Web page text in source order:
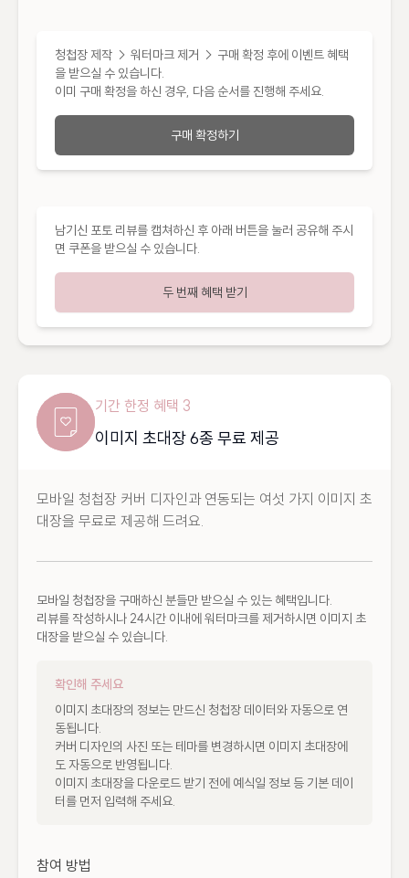
청첩장 제작 → 워터마크 제거 → 구매 확정 후에 이벤트 혜택
을 받으실 수 있습니다.
이미 구매 확정을 하신 경우, 다음 순서를 진행해 주세요.
구매 확정하기
남기신 포토 리뷰를 캡쳐하신 후 아래 버튼을 눌러 공유해 주시
면 쿠폰을 받으실 수 있습니다.
두 번째 혜택 받기
기간 한정 혜택 3
이미지 초대장 6종 무료 제공
모바일 청첩장 커버 디자인과 연동되는 여섯 가지 이미지 초
대장을 무료로 제공해 드려요.
모바일 청첩장을 구매하신 분들만 받으실 수 있는 혜택입니다.
리뷰를 작성하시나 24시간 이내에 워터마크를 제거하시면 이미지 초
대장을 받으실 수 있습니다.
확인해 주세요
이미지 초대장의 정보는 만드신 청첩장 데이터와 자동으로 연
동됩니다.
커버 디자인의 사진 또는 테마를 변경하시면 이미지 초대장에
도 자동으로 반영됩니다.
이미지 초대장을 다운로드 받기 전에 예식일 정보 등 기본 데이
터를 먼저 입력해 주세요.
참여 방법